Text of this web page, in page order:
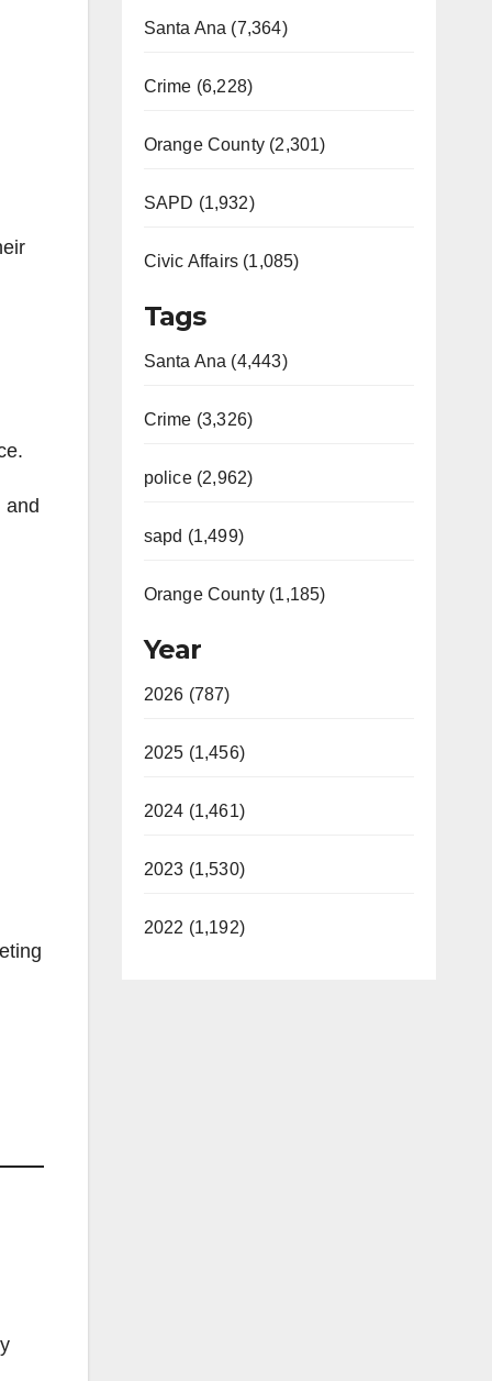
and
Santa Ana (7,364)
Crime (6,228)
Orange County (2,301)
SAPD (1,932)
Civic Affairs (1,085)
Tags
Santa Ana (4,443)
Crime (3,326)
police (2,962)
sapd (1,499)
Orange County (1,185)
Year
2026 (787)
2025 (1,456)
2024 (1,461)
2023 (1,530)
2022 (1,192)